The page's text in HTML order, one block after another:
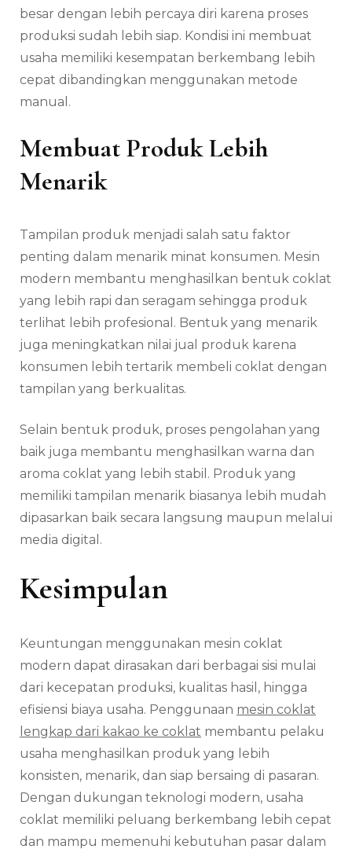
besar dengan lebih percaya diri karena proses
produksi sudah lebih siap. Kondisi ini membuat
usaha memiliki kesempatan berkembang lebih
cepat dibandingkan menggunakan metode
manual.
Membuat Produk Lebih
Menarik
Tampilan produk menjadi salah satu faktor
penting dalam menarik minat konsumen. Mesin
modern membantu menghasilkan bentuk coklat
yang lebih rapi dan seragam sehingga produk
terlihat lebih profesional. Bentuk yang menarik
juga meningkatkan nilai jual produk karena
konsumen lebih tertarik membeli coklat dengan
tampilan yang berkualitas.
Selain bentuk produk, proses pengolahan yang
baik juga membantu menghasilkan warna dan
aroma coklat yang lebih stabil. Produk yang
memiliki tampilan menarik biasanya lebih mudah
dipasarkan baik secara langsung maupun melalui
media digital.
Kesimpulan
Keuntungan menggunakan mesin coklat
modern dapat dirasakan dari berbagai sisi mulai
dari kecepatan produksi, kualitas hasil, hingga
efisiensi biaya usaha. Penggunaan mesin coklat
lengkap dari kakao ke coklat membantu pelaku
usaha menghasilkan produk yang lebih
konsisten, menarik, dan siap bersaing di pasaran.
Dengan dukungan teknologi modern, usaha
coklat memiliki peluang berkembang lebih cepat
dan mampu memenuhi kebutuhan pasar dalam